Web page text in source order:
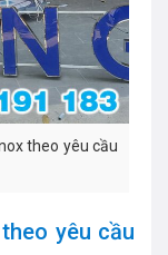
theo yêu cầu
yêu cầu